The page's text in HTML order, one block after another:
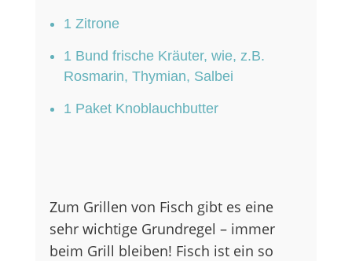
1 Zitrone
1 Bund frische Kräuter, wie, z.B.
Rosmarin, Thymian, Salbei
1 Paket Knoblauchbutter
Zum Grillen von Fisch gibt es eine
sehr wichtige Grundregel – immer
beim Grill bleiben! Fisch ist ein so